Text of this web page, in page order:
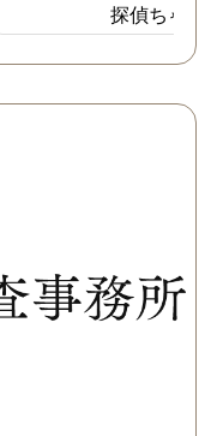
妻は定期的に男友達と食
に出かけているため、調
日は簡単に決めることが
果、妻が男友達と食事だ
した。想像以上に妻の浮
の状態が酷かったので、
然としてしまいました。
探偵ちゃん